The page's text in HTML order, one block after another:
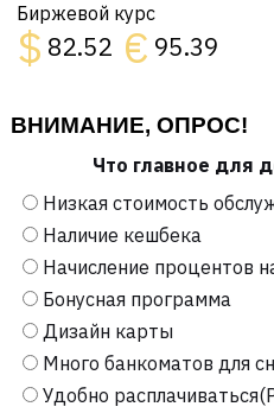
Биржевой курс
$ 82.52 € 95.39
ВНИМАНИЕ, ОПРОС!
Что главное для
Низкая стоимость
Наличие кешбека
Начисление процентов
Бонусная программа
Дизайн карты
Много банкоматов для
Удобно